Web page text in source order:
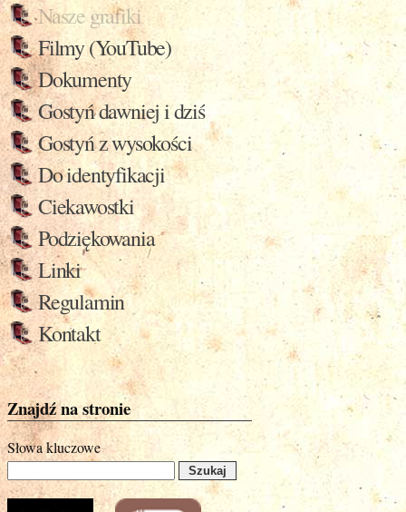
Nasze grafiki
Filmy (YouTube)
Dokumenty
Gostyń dawniej i dziś
Gostyń z wysokości
Do identyfikacji
Ciekawostki
Podziękowania
Linki
Regulamin
Kontakt
Znajdź na stronie
Słowa kluczowe